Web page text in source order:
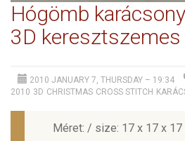
Hógömb
3D keresztszemes
2010 JANUARY 7, THURSDAY – 19:34
2010 3D CHRISTMAS CROSS STITCH
Méret: / size: 17 x 17 x 17